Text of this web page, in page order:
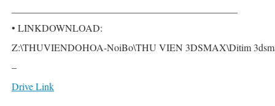
• LINKDOWNLOAD:
Z:\THUVIENDOHOA-NoiBo\THU VIEN 3DSMAX\Ditim
–
Drive Link